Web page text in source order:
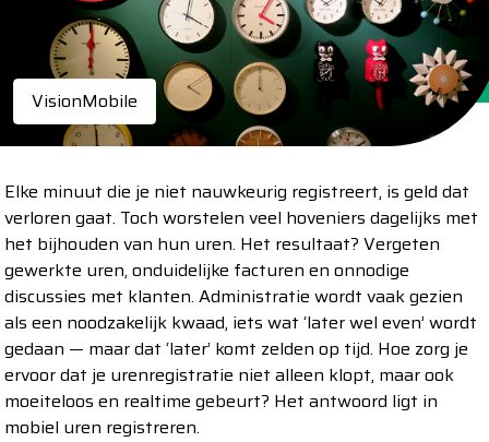
VisionMobile
Elke minuut die je niet nauwkeurig registreert, is geld dat
verloren gaat. Toch worstelen veel hoveniers dagelijks met
het bijhouden van hun uren. Het resultaat? Vergeten
gewerkte uren, onduidelijke facturen en onnodige
discussies met klanten. Administratie wordt vaak gezien
als een noodzakelijk kwaad, iets wat ‘later wel even’ wordt
gedaan — maar dat ‘later’ komt zelden op tijd. Hoe zorg je
ervoor dat je urenregistratie niet alleen klopt, maar ook
moeiteloos en realtime gebeurt? Het antwoord ligt in
mobiel uren registreren.